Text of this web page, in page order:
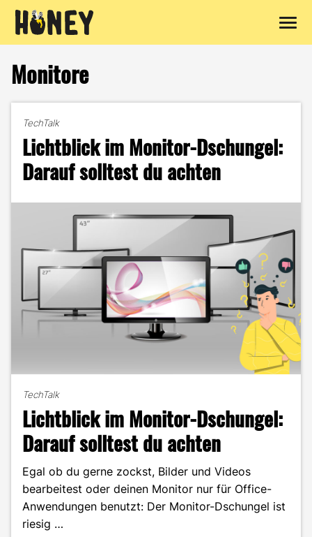
Inhalt
springen
Monitore
TechTalk
Lichtblick im Monitor-Dschungel:
Darauf solltest du achten
TechTalk
Lichtblick im Monitor-Dschungel:
Darauf solltest du achten
Egal ob du gerne zockst, Bilder und Videos
bearbeitest oder deinen Monitor nur für Office-
Anwendungen benutzt: Der Monitor-Dschungel ist
riesig …